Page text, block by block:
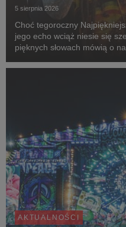
5 sierpnia 2026
Choć tegoroczny
jego echo wciąż niesie się
pięknych słowach mówią o
postaramy się rozwiać.
AKTUALNOŚCI